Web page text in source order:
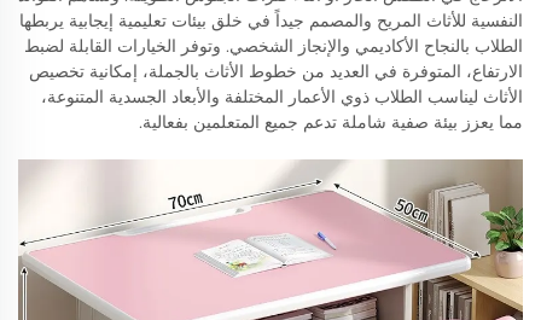
النفسية للأثاث المريح والمصمم جيداً في خلق بيئات تعليمية إيجابية يربطها
الطلاب بالنجاح الأكاديمي والإنجاز الشخصي. وتوفر الخيارات القابلة لضبط
الارتفاع، المتوفرة في العديد من خطوط الأثاث بالجملة، إمكانية تخصيص
الأثاث ليناسب الطلاب ذوي الأعمار المختلفة والأبعاد الجسدية المتنوعة،
مما يعزز بيئة صفية شاملة تدعم جميع المتعلمين بفعالية.